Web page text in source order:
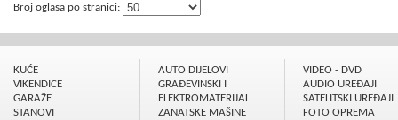
Broj oglasa po stranici:
KUĆE
VIKENDICE
GARAŽE
STANOVI
AUTO DIJELOVI
GRAÐEVINSKI I
ELEKTROMATERIJAL
ZANATSKE MAŠINE
VIDEO - DVD
AUDIO UREÐAJI
SATELITSKI UREÐAJI
FOTO OPREMA